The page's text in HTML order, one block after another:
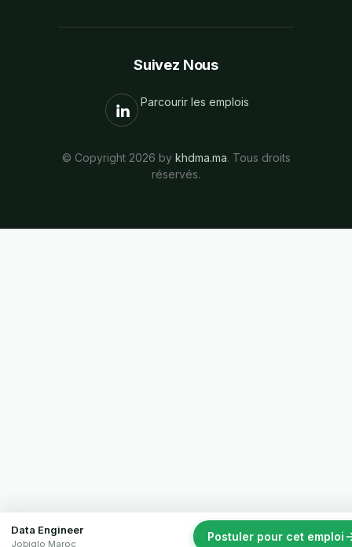
Data Engineer
Jobiglo Maroc
Postuler pour cet emploi
Suivez Nous
Parcourir les emplois
© Copyright 2026 by khdma.ma. Tous droits
réservés.